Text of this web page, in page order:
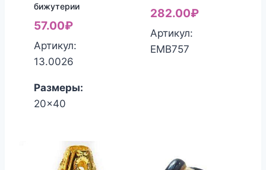
бижутерии
57.00₽
Артикул:
13.0026
Размеры:
20x40
282.00₽
Артикул:
ЕМВ757